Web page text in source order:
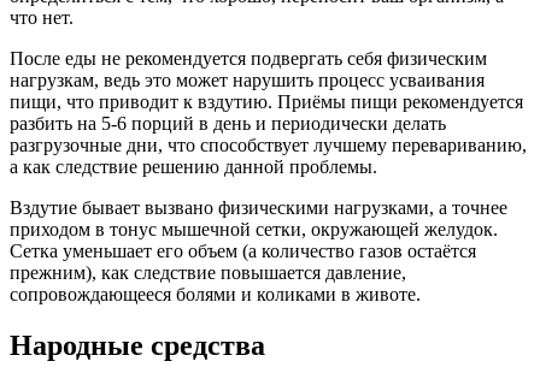
что нет.
После еды не рекомендуется подвергать себя физическим
нагрузкам, ведь это может нарушить процесс усваивания
пищи, что приводит к вздутию. Приёмы пищи рекомендуется
разбить на 5-6 порций в день и периодически делать
разгрузочные дни, что способствует лучшему перевариванию,
а как следствие решению данной проблемы.
Вздутие бывает вызвано физическими нагрузками, а точнее
приходом в тонус мышечной сетки, окружающей желудок.
Сетка уменьшает его объем (а количество газов остаётся
прежним), как следствие повышается давление,
сопровождающееся болями и коликами в животе.
Народные средства